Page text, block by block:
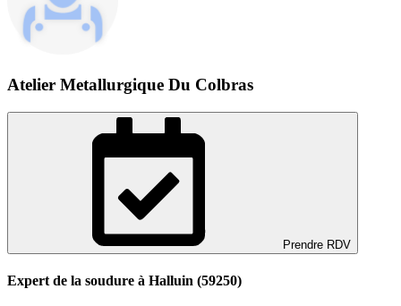
Atelier Metallurgique Du Colbras
Prendre RDV
Expert de la soudure à Halluin (59250)